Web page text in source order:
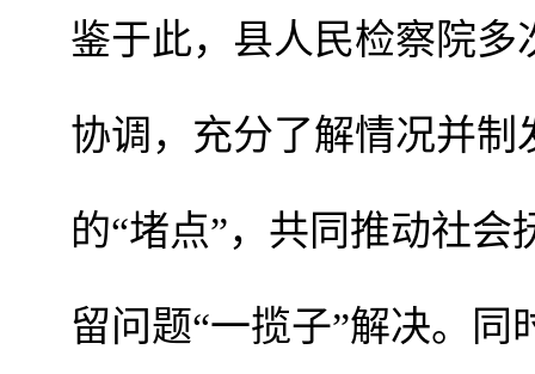
鉴于此，县人民检察院
协调，充分了解情况并
的“堵点”，共同推动社
留问题“一揽子”解决。